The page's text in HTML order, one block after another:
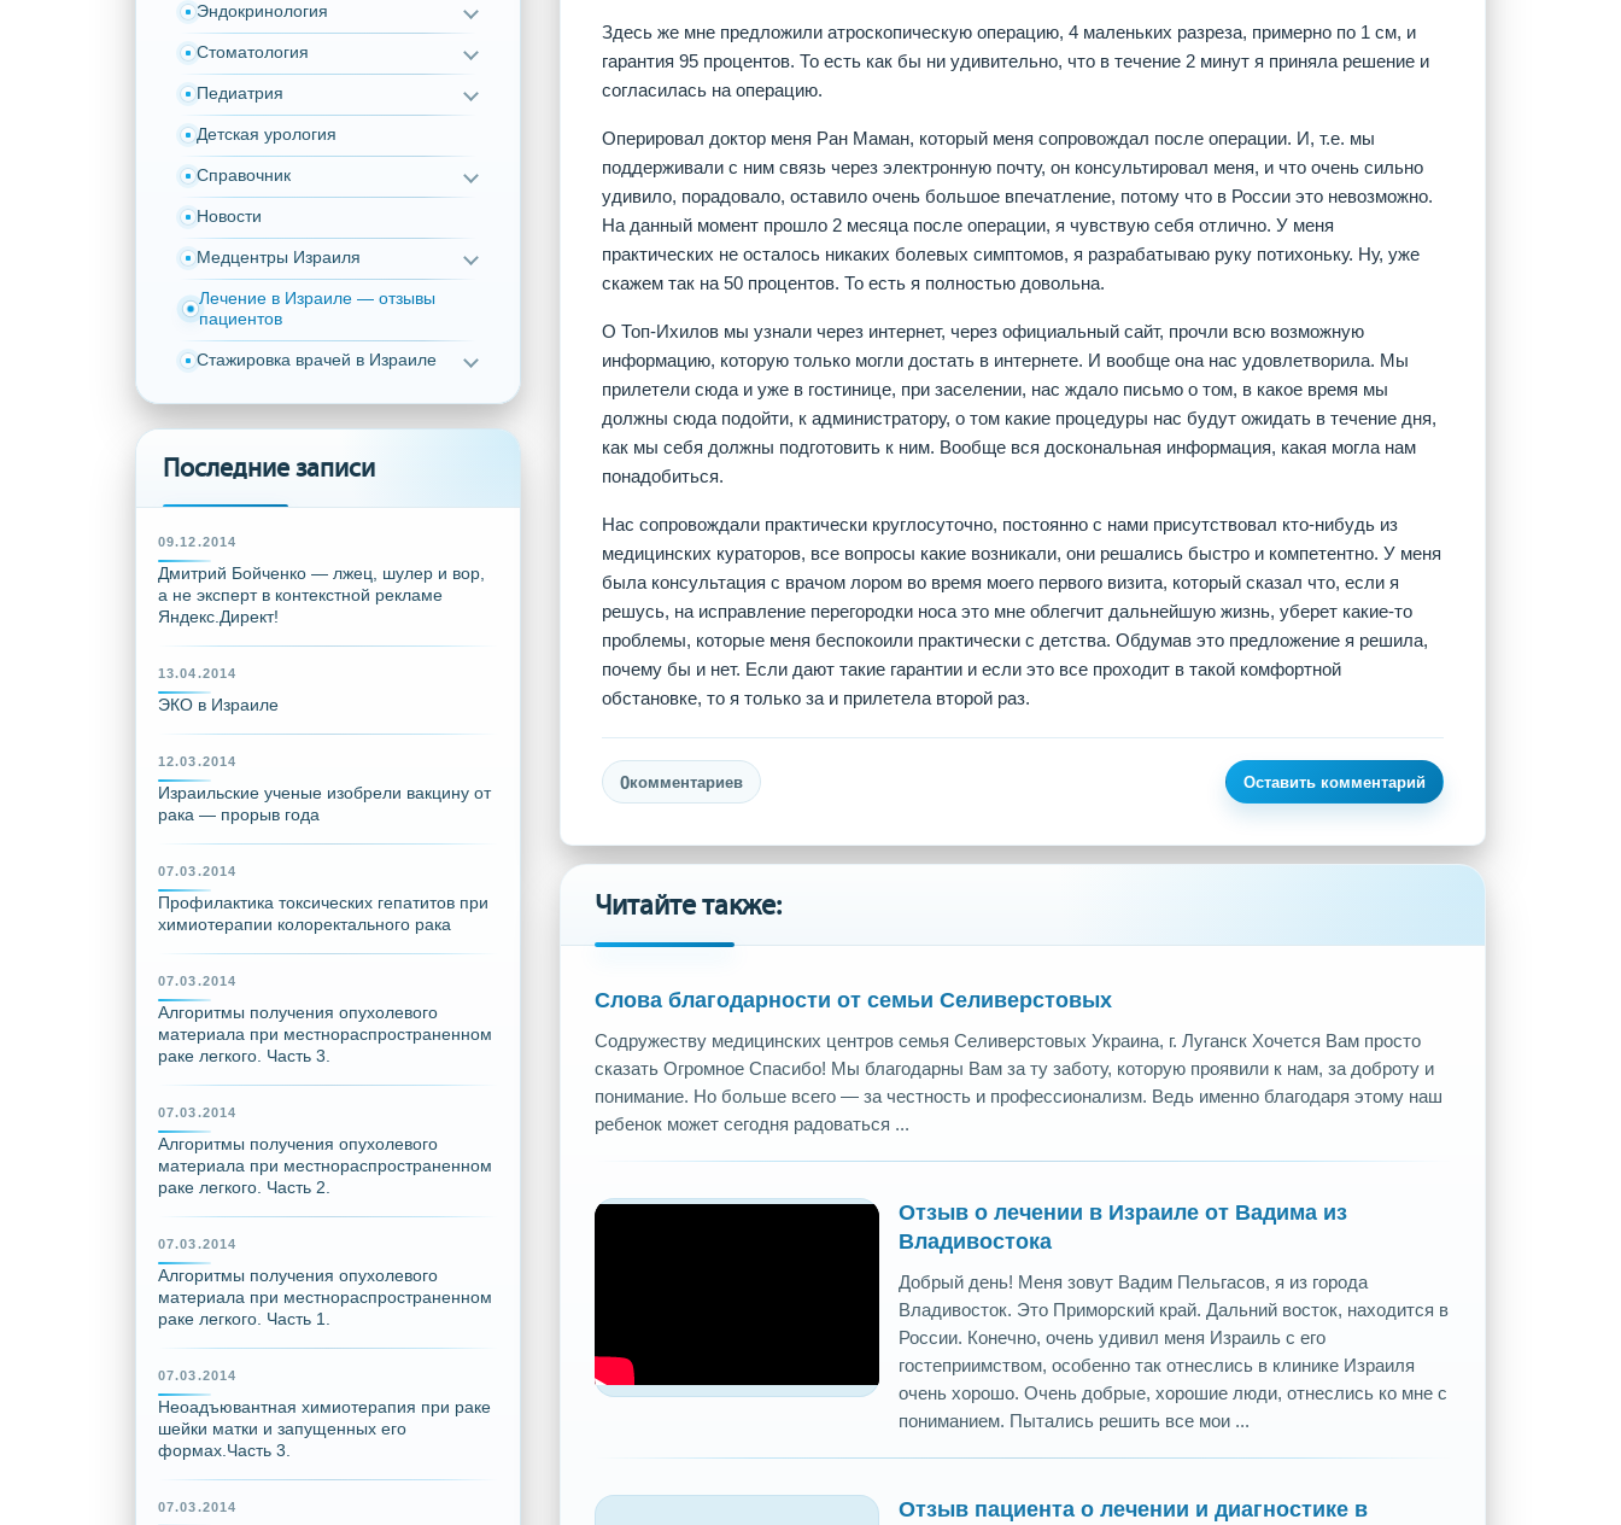
Эндокринология
Стоматология
Педиатрия
Детская урология
Справочник
Новости
Медцентры Израиля
Лечение в Израиле — отзывы
пациентов
Стажировка врачей в Израиле
Последние записи
09.12.2014
Дмитрий Бойченко — лжец, шулер и вор,
а не эксперт в контекстной рекламе
Яндекс.Директ!
13.04.2014
ЭКО в Израиле
12.03.2014
Израильские ученые изобрели вакцину от
рака — прорыв года
07.03.2014
Профилактика токсических гепатитов при
химиотерапии колоректального рака
07.03.2014
Алгоритмы получения опухолевого
материала при местнораспространенном
раке легкого. Часть 3.
07.03.2014
Алгоритмы получения опухолевого
материала при местнораспространенном
раке легкого. Часть 2.
07.03.2014
Алгоритмы получения опухолевого
материала при местнораспространенном
раке легкого. Часть 1.
07.03.2014
Неоадъювантная химиотерапия при раке
шейки матки и запущенных его
формах.Часть 3.
07.03.2014
Здесь же мне предложили атроскопическую операцию, 4 маленьких разреза, примерно по 1 см, и
гарантия 95 процентов. То есть как бы ни удивительно, что в течение 2 минут я приняла решение и
согласилась на операцию.
Оперировал доктор меня Ран Маман, который меня сопровождал после операции. И, т.е. мы
поддерживали с ним связь через электронную почту, он консультировал меня, и что очень сильно
удивило, порадовало, оставило очень большое впечатление, потому что в России это невозможно.
На данный момент прошло 2 месяца после операции, я чувствую себя отлично. У меня
практических не осталось никаких болевых симптомов, я разрабатываю руку потихоньку. Ну, уже
скажем так на 50 процентов. То есть я полностью довольна.
О Топ-Ихилов мы узнали через интернет, через официальный сайт, прочли всю возможную
информацию, которую только могли достать в интернете. И вообще она нас удовлетворила. Мы
прилетели сюда и уже в гостинице, при заселении, нас ждало письмо о том, в какое время мы
должны сюда подойти, к администратору, о том какие процедуры нас будут ожидать в течение дня,
как мы себя должны подготовить к ним. Вообще вся доскональная информация, какая могла нам
понадобиться.
Нас сопровождали практически круглосуточно, постоянно с нами присутствовал кто-нибудь из
медицинских кураторов, все вопросы какие возникали, они решались быстро и компетентно. У меня
была консультация с врачом лором во время моего первого визита, который сказал что, если я
решусь, на исправление перегородки носа это мне облегчит дальнейшую жизнь, уберет какие-то
проблемы, которые меня беспокоили практически с детства. Обдумав это предложение я решила,
почему бы и нет. Если дают такие гарантии и если это все проходит в такой комфортной
обстановке, то я только за и прилетела второй раз.
0комментариев Оставить комментарий
Читайте также:
Слова благодарности от семьи Селиверстовых
Содружеству медицинских центров семья Селиверстовых Украина, г. Луганск Хочется Вам просто
сказать Огромное Спасибо! Мы благодарны Вам за ту заботу, которую проявили к нам, за доброту и
понимание. Но больше всего — за честность и профессионализм. Ведь именно благодаря этому наш
ребенок может сегодня радоваться ...
Отзыв о лечении в Израиле от Вадима из
Владивостока
Добрый день! Меня зовут Вадим Пельгасов, я из города
Владивосток. Это Приморский край. Дальний восток, находится в
России. Конечно, очень удивил меня Израиль с его
гостеприимством, особенно так отнеслись в клинике Израиля
очень хорошо. Очень добрые, хорошие люди, отнеслись ко мне с
пониманием. Пытались решить все мои ...
Отзыв пациента о лечении и диагностике в